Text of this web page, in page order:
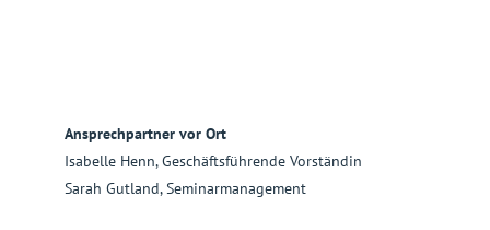
Ansprechpartner vor Ort
Isabelle Henn, Geschäftsführende Vorständin
Sarah Gutland, Seminarmanagement